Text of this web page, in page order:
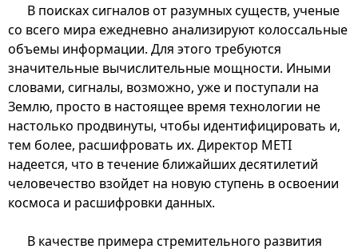
В поисках сигналов от разумных существ, ученые
со всего мира ежедневно анализируют колоссальные
объемы информации. Для этого требуются
значительные вычислительные мощности. Иными
словами, сигналы, возможно, уже и поступали на
Землю, просто в настоящее время технологии не
настолько продвинуты, чтобы идентифицировать и,
тем более, расшифровать их. Директор METI
надеется, что в течение ближайших десятилетий
человечество взойдет на новую ступень в освоении
космоса и расшифровки данных.
В качестве примера стремительного развития